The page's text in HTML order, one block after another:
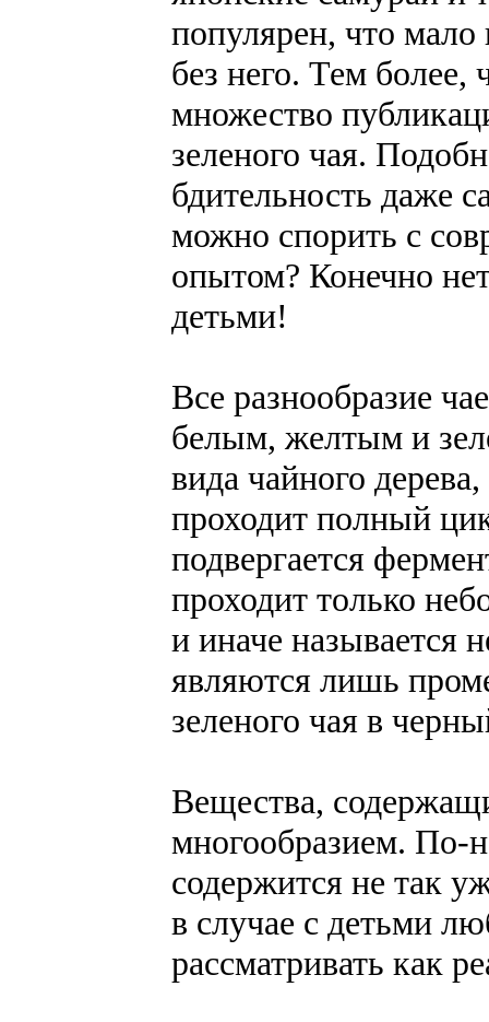
популярен, что мало
без него. Тем более,
множество
зеленого чая.
бдительность даже
можно спорить с
опытом? Конечно
детьми!
Все разнообразие
белым, желтым и
вида чайного
проходит полный
подвергается
проходит только
и иначе называется
являются лишь
зеленого чая в
Вещества,
многообразием. По-
содержится не так
в случае с детьми
рассматривать как